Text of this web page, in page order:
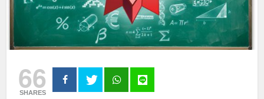
66
SHARES